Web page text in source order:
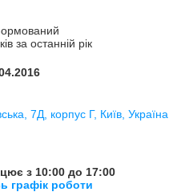
за останній рік
7Д, корпус Г, Київ, Україна
з 10:00 до 17:00
графік роботи